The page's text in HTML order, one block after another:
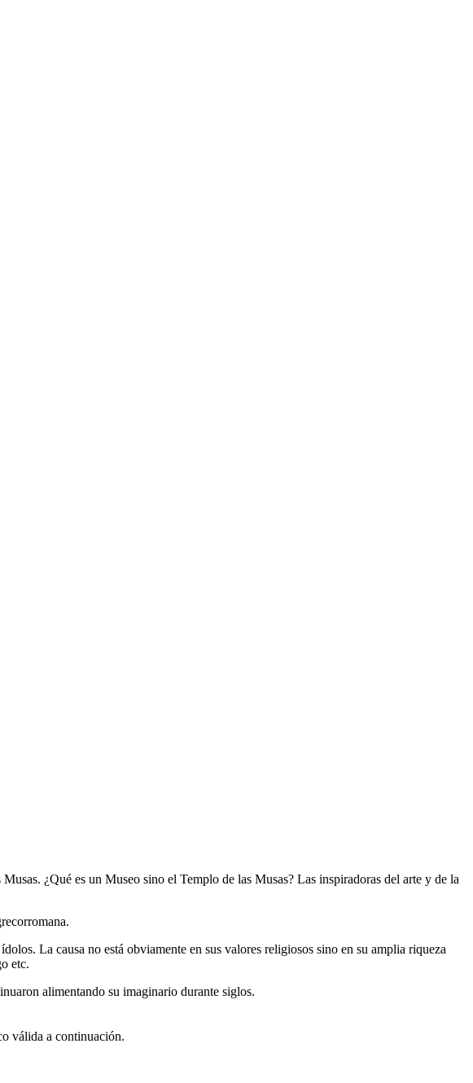
¿Qué es un Museo sino el Templo de las Musas? Las inspiradoras del arte y de la
La causa no está obviamente en sus valores religiosos sino en su amplia riqueza
etc.
alimentando su imaginario durante siglos.
válida a continuación.